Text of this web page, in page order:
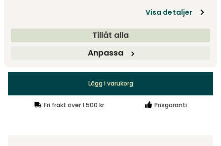
Visa detaljer
Tillåt alla
Anpassa
15 995 kr
Lägg i varukorg
Fri frakt över 1.500 kr Prisgaranti